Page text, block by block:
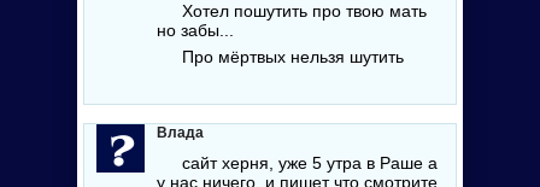
Хотел пошутить про твою мать
но забы...
Про мёртвых нельзя шутить
Влада
сайт херня, уже 5 утра в Раше а
у нас ничего, и пишет что смотрите